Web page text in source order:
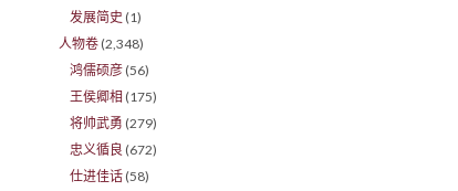
发展简史 (1)
人物卷 (2,348)
鸿儒硕彦 (56)
王侯卿相 (175)
将帅武勇 (279)
忠义循良 (672)
仕进佳话 (58)